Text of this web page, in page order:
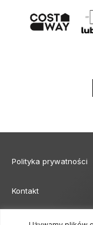
Polityka prywatności
Kontakt
Klauzula obowiązku